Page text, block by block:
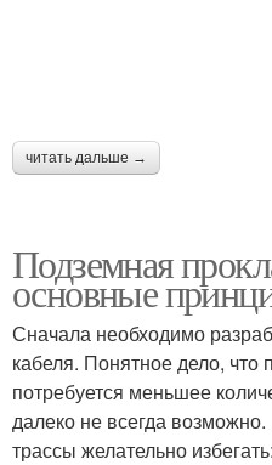
проводки
Кабель из полиэтилена
читать дальше →
Подземная
основные
Сначала необходимо
кабеля. Понятное дело, что
потребуется меньшее
далеко не всегда
трассы желательно избегать: